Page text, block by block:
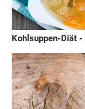
Kohlsuppen-Diät